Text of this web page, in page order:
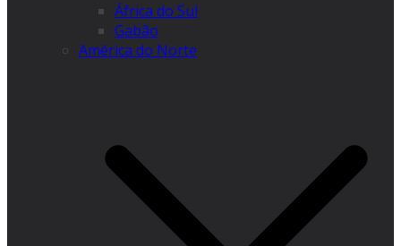
África do Sul
Gabão
América do Norte